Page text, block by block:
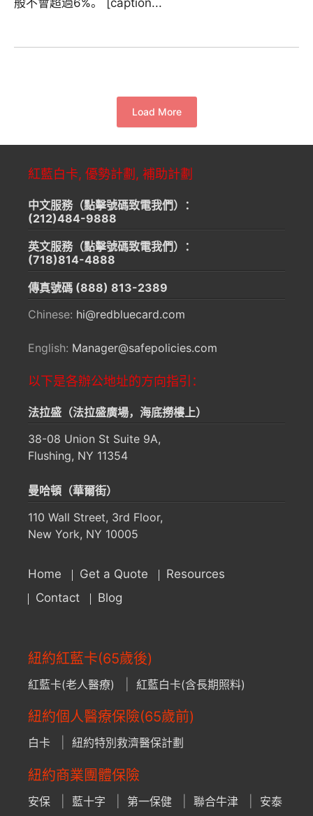
Load More
紅藍白卡, 優勢計劃, 補助計劃
中文服務（點擊號碼致電我們）：
(212)484-9888
英文服務（點擊號碼致電我們）：
(718)814-4888
傳真號碼 (888) 813-2389
Chinese: hi@redbluecard.com
English: Manager@safepolicies.com
以下是各辦公地址的方向指引：
法拉盛（法拉盛廣場，海底撈樓上）
38-08 Union St Suite 9A,
Flushing, NY 11354
曼哈頓（華爾街）
110 Wall Street, 3rd Floor,
New York, NY 10005
Home Get a Quote
Resources
Contact
Blog
紐約紅藍卡(65歲後)
紅藍卡(老人醫療) 紅藍白卡(含長期照料)
紐約個人醫療保險(65歲前)
白卡 紐約特別救濟醫保計劃
紐約商業團體保險
安保 藍十字 第一保健 聯合牛津 安泰